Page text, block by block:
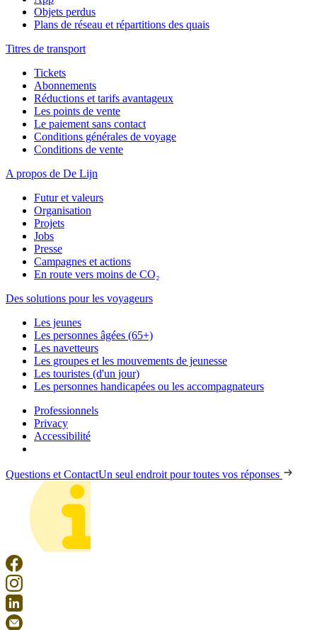
Objets perdus
Plans de réseau et répartitions des quais
Titres de transport
Tickets
Abonnements
Réductions et tarifs avantageux
Les points de vente
Le paiement sans contact
Conditions générales de voyage
Conditions de vente
A propos de De Lijn
Futur et valeurs
Organisation
Projets
Jobs
Presse
Campagnes et actions
En route vers moins de CO₂
Des solutions pour les voyageurs
Les jeunes
Les personnes âgées (65+)
Les navetteurs
Les groupes et les mouvements de jeunesse
Les touristes (d'un jour)
Les personnes handicapées ou les accompagnateurs
Professionnels
Privacy
Accessibilité
Questions et ContactUn seul endroit pour toutes vos réponses